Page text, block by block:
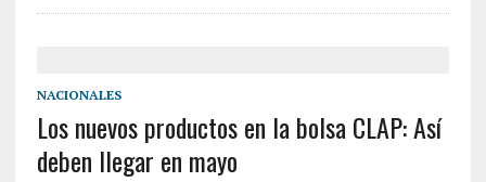
NACIONALES
Los nuevos productos en la bolsa CLAP: Así
deben llegar en mayo